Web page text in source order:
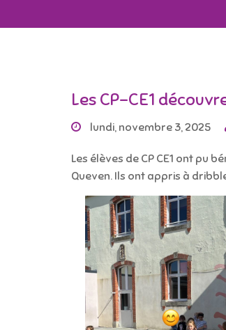
Les CP-CE1
lundi, novembre 3, 2025
Les élèves de CP CE1 ont pu
Queven. Ils ont appris à